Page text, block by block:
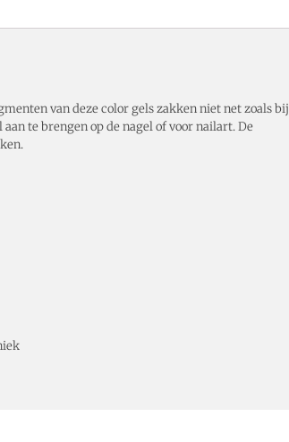
van deze color gels zakken niet net zoals bij
te brengen op de nagel of voor nailart. De